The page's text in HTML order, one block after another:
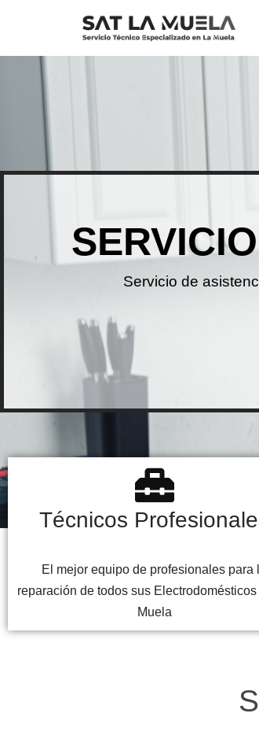
Servicio de
Técnicos
El mejor equipo de profesionales para
reparación de todos sus Electrodomésticos
Muela